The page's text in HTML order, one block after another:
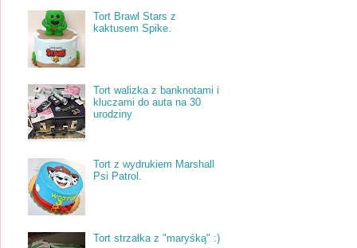
Tort Brawl Stars z
kaktusem Spike.
Tort walizka z banknotami i
kluczami do auta na 30
urodziny
Tort z wydrukiem Marshall
Psi Patrol.
Tort strzałka z "maryśką" :)